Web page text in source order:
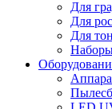
Для
Для
Для